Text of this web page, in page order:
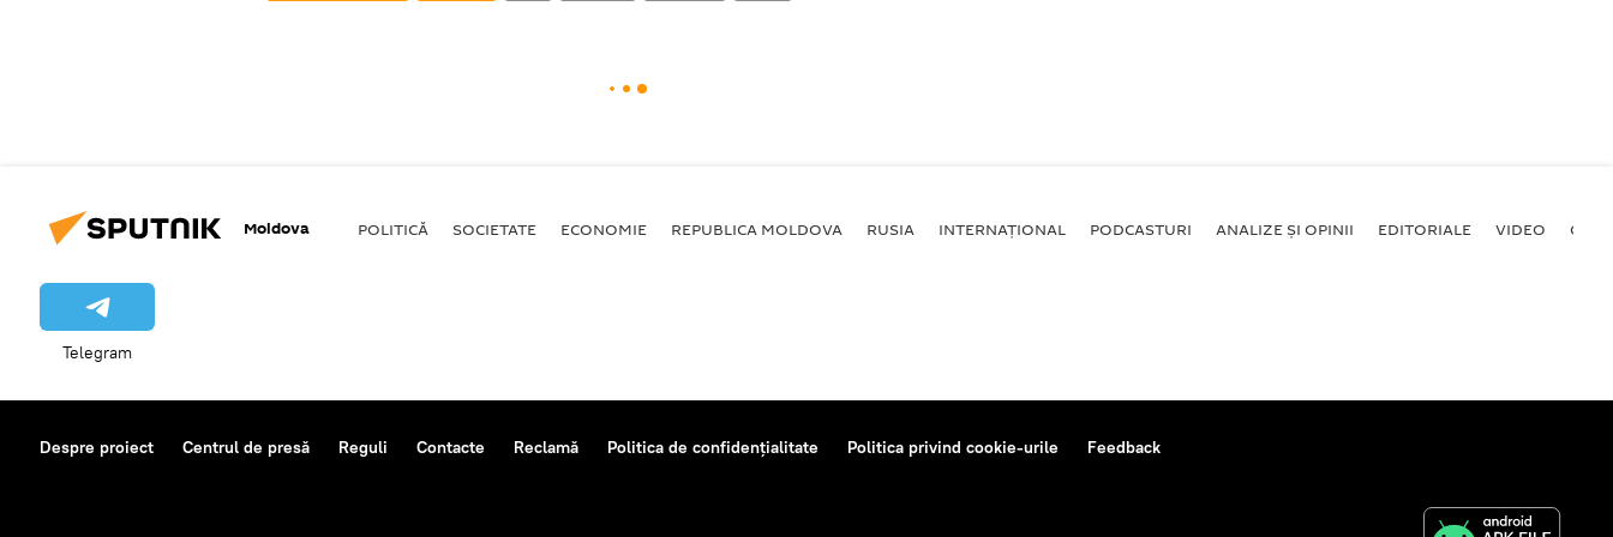
Moldova POLITICĂ SOCIETATE ECONOMIE REPUBLICA MOLDOVA RUSIA INTERNAȚIONAL PODCASTURI ANALIZE ȘI OPINII EDITORIALE VIDEO
Telegram
Despre proiect Centrul de presă Reguli Contacte Reclamă Politica de confidențialitate Politica privind cookie-urile Feedback